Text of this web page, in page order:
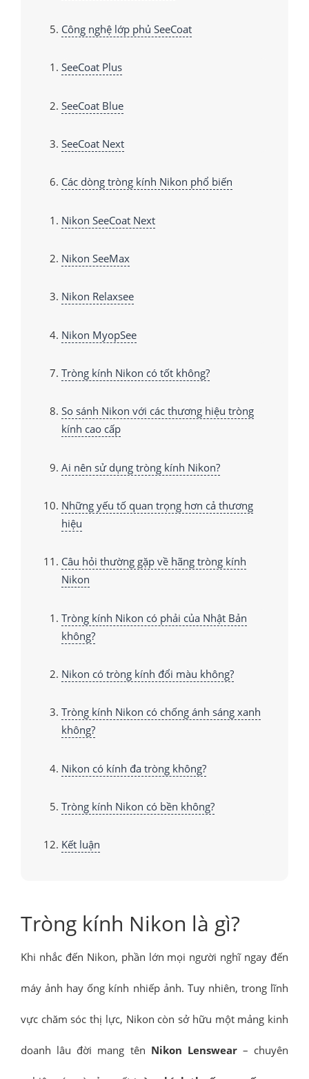
Công nghệ lớp phủ SeeCoat
SeeCoat Plus
SeeCoat Blue
SeeCoat Next
Các dòng tròng kính Nikon phổ biến
Nikon SeeCoat Next
Nikon SeeMax
Nikon Relaxsee
Nikon MyopSee
Tròng kính Nikon có tốt không?
So sánh Nikon với các thương hiệu tròng
kính cao cấp
Ai nên sử dụng tròng kính Nikon?
Những yếu tố quan trọng hơn cả thương
hiệu
Câu hỏi thường gặp về hãng tròng kính
Nikon
Tròng kính Nikon có phải của Nhật Bản
không?
Nikon có tròng kính đổi màu không?
Tròng kính Nikon có chống ánh sáng xanh
không?
Nikon có kính đa tròng không?
Tròng kính Nikon có bền không?
Kết luận
Tròng kính Nikon là gì?
Khi nhắc đến Nikon, phần lớn mọi người nghĩ ngay đến
máy ảnh hay ống kính nhiếp ảnh. Tuy nhiên, trong lĩnh
vực chăm sóc thị lực, Nikon còn sở hữu một mảng kinh
doanh lâu đời mang tên Nikon Lenswear– chuyên